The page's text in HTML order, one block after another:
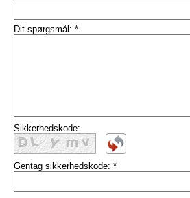
Dit spørgsmål: *
Sikkerhedskode:
Gentag sikkerhedskode: *